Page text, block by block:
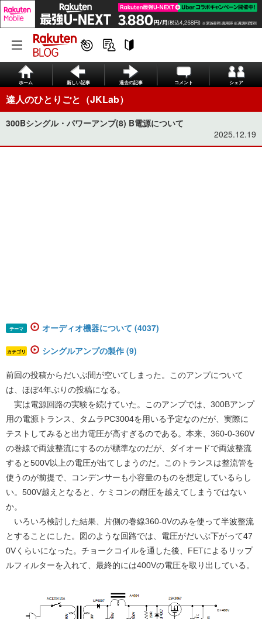
ホーム 新しい記事 過去の記事 コメント シェア
達人のひとりごと（JKLab）
300Bシングル・パワーアンプ(8) B電源について
2025.12.19
テーマ オーディオ機器について (4037)
カテゴリ シングルアンプの製作 (9)
前回の投稿からだいぶ間が空いてしまった。このアンプについて
は、ほぼ4年ぶりの投稿になる。
実は電源回路の実験を続けていた。このアンプでは、300Bアンプ
用の電源トランス、タムラPC3004を用いる予定なのだが、実際に
テストしてみると出力電圧が高すぎるのである。本来、360-0-360V
の巻線で両波整流にするのが標準なのだが、ダイオードで両波整流
すると500V以上の電圧が出てしまうのだ。このトランスは整流管を
使うのが前提で、コンデンサーも小容量のものを想定しているらし
い。500V越えとなると、ケミコンの耐圧を越えてしまうではない
か。
いろいろ検討した結果、片側の巻線360-0Vのみを使って半波整流
とすることにした。図のような回路では、電圧がだいぶ下がって47
0Vくらいになった。チョークコイルを通した後、FETによるリップ
ルフィルターを入れて、最終的には400Vの電圧を取り出している。